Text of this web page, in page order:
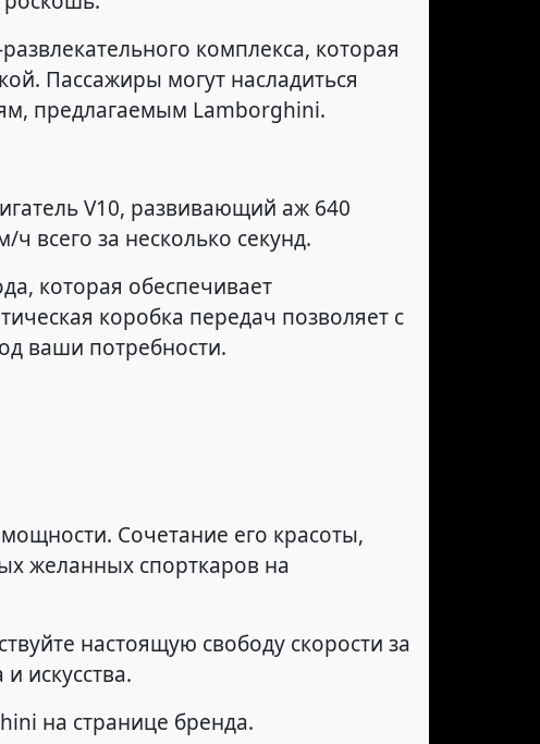
комплекса, которая
Пассажиры могут насладиться
предлагаемым Lamborghini.
V10, развивающий аж 640
всего за несколько секунд.
которая обеспечивает
коробка передач позволяет с
ваши потребности.
Сочетание его красоты,
желанных спорткаров на
настоящую свободу скорости за
искусства.
на странице бренда.